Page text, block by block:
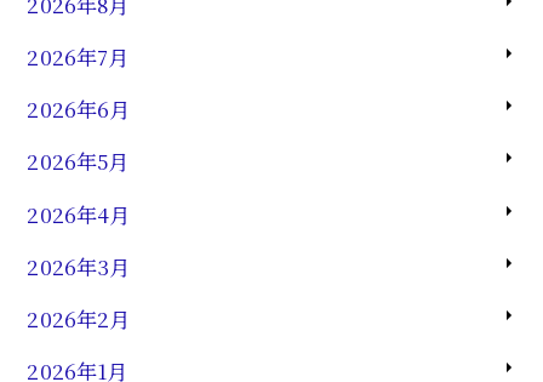
2026年7月
2026年6月
2026年5月
2026年4月
2026年3月
2026年2月
2026年1月